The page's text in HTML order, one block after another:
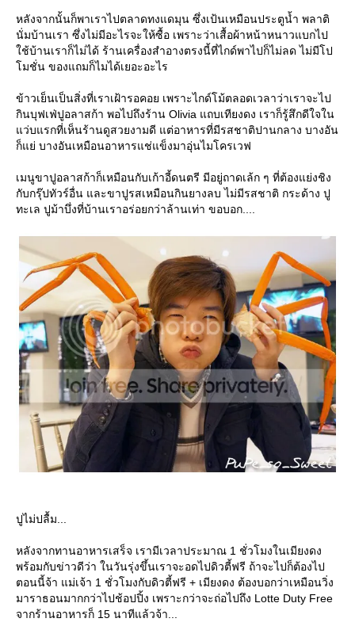
หลังจากนั้นก็พาเราไปตลาดทงแดมุน ซึ่งเป้นเหมือนประตูน้ำ พลาติ
นั่มบ้านเรา ซึ่งไม่มีอะไรจะให้ซื้อ เพราะว่าเสื้อผ้าหน้าหนาวแบกไป
ช้บ้านเราก็ไม่ได้ ร้านเครื่องสำอางตรงนี้ที่ไกด์พาไปก็ไม่ลด ไม่มีโป
มชั่น ของแถมก็ไมได้เยอะอะไร
ข้าวเย็นเป็นสิ่งที่เราเฝ้ารอคอย เพราะไกด์โม้ตลอดเวลาว่าเราจะไป
กินบุฟเฟ่ปูอลาสก้า พอไปถึงร้าน Olivia แถบเทียงดง เราก็รู้สึกดีใจใน
ว่บแรกที่เห็นร้านดูสวยงามดี แต่อาหารที่มีรสชาติปานกลาง บางอัน
ก็แย่ บางอันเหมือนอาหารแช่แข็งมาอุ่นไมโครเวฟ
เมนูขาปูอลาสก้าก็เหมือนกับเก้าอี้ดนตรี มีอยู่ถาดเล้ก ๆ ที่ต้องแย่งชิง
กับกรุ๊ปทัวร์อื่น และขาปูรสเหมือนกินยางลบ ไม่มีรสชาติ กระด้าง ปู
ทะเล ปูม้าบึ่งที่บ้านเราอร่อยกว่าล้านเท่า ขอบอก....
ปูไม่ปลื้ม...
หลังจากทานอาหารเสร็จ เรามีเวลาประมาณ 1 ชั่วโมงในเมียงดง
พร้อมกับข่าวดีว่า ในวันรุ่งขึ้นเราจะอดไปดิวตี้ฟรี ถ้าจะไปก็ต้องไป
ตอนนี้จ้า แม่เจ้า 1 ชั่วโมงกับดิวตี้ฟรี + เมียงดง ต้องบอกว่าเหมือนวิ่ง
มาราธอนมากกว่าไปช้อปปิ้ง เพราะกว่าจะถ่อไปถึง Lotte Duty Free
จากร้านอาหารก็ 15 นาทีแล้วจ้า...